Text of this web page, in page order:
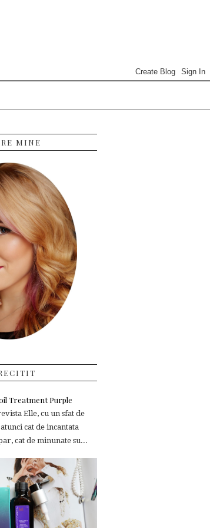
MINE
Treatment Purple
Elle, cu un sfat de
cat de incantata
cat de minunate su...